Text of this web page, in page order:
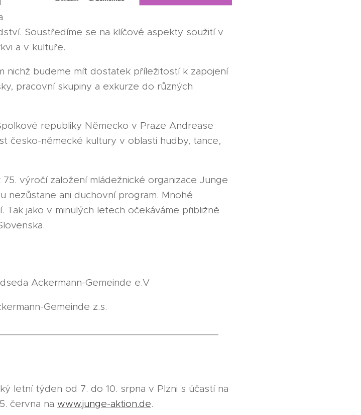
Soustředíme se na klíčové aspekty soužití v
a v kultuře.
nichž budeme mít dostatek příležitostí k zapojení
pracovní skupiny a exkurze do různých
republiky Německo v Praze Andrease
česko-německé kultury v oblasti hudby, tance,
výročí založení mládežnické organizace Junge
nezůstane ani duchovní program. Mnohé
jako v minulých letech očekáváme přibližně
Ackermann-Gemeinde e.V
Gemeinde z.s.
letní týden od 7. do 10. srpna v Plzni s účastí na
června na www.junge-aktion.de.